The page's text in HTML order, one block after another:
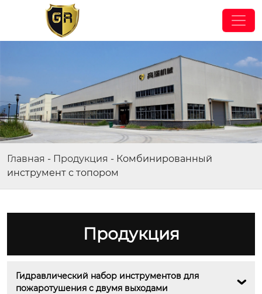
Главная - Продукция - Комбинированный
инструмент с топором
Продукция
Гидравлический набор инструментов для
пожаротушения с двумя выходами
